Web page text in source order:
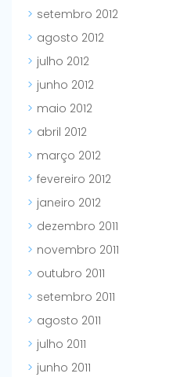
setembro 2012
agosto 2012
julho 2012
junho 2012
maio 2012
abril 2012
março 2012
fevereiro 2012
janeiro 2012
dezembro 2011
novembro 2011
outubro 2011
setembro 2011
agosto 2011
julho 2011
junho 2011